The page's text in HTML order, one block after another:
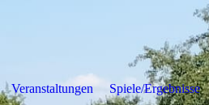
Veranstaltungen Spiele/Ergebnisse